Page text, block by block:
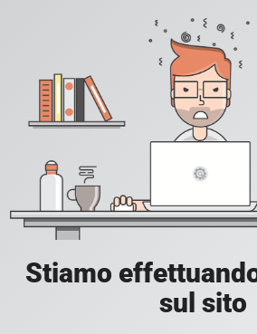
Stiamo
sul sito